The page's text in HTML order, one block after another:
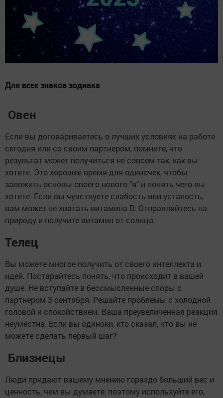
Для всех знаков зодиака
Овен
Если вы договариваетесь о лучших условиях на работе
сегодня или со своим партнером, помните, что
результат может получиться не совсем так, как вы
хотите. Это хорошее время для одиночек, чтобы
заложить основы своего нового "я" и понять чего вы
хотите. Если вы чувствуете слабость или усталость,
вам может не хватать витамина D. Отправляйтесь на
природу и получите витамин от солнца.
Телец
Вы можете многое получить от своего интеллекта и
идей. Постарайтесь понять, что происходит в вашей
душе. Не вступайте в бессмысленные споры с
партнером 3 сентября. Решайте проблемы с холодной
головой и спокойствием. Ваша преувеличенная реакция
неуместна. Если вы одиноки, кто сказал, что вы не
можете сделать первый шаг?
Близнецы
Люди придают вашему мнению гораздо больший вес и
ценность, чем вы думаете, поэтому используйте его,